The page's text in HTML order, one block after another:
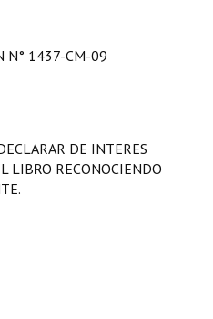
N° 1437-CM-09
DE INTERES
LIBRO RECONOCIENDO